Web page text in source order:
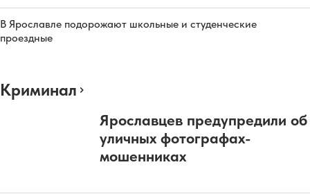
В Ярославле подорожают школьные и студенческие
проездные
Криминал
Ярославцев предупредили об
уличных фотографах-
мошенниках